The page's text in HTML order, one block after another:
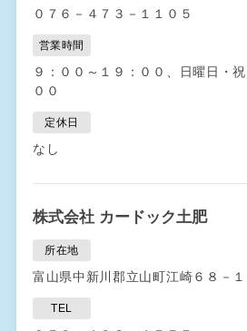
０７６－４７３－１１０５
営業時間
９：００～１９：００、日曜日・
００
定休日
なし
株式会社 カードック土肥
所在地
富山県中新川郡立山町江崎６８－１
TEL